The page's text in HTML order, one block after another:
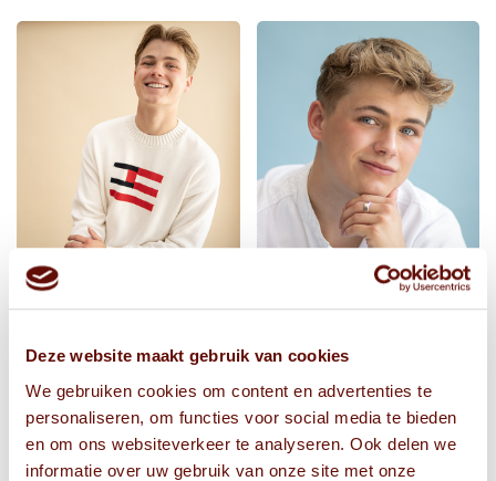
Deze website maakt gebruik van cookies
We gebruiken cookies om content en advertenties te
personaliseren, om functies voor social media te bieden
en om ons websiteverkeer te analyseren. Ook delen we
informatie over uw gebruik van onze site met onze